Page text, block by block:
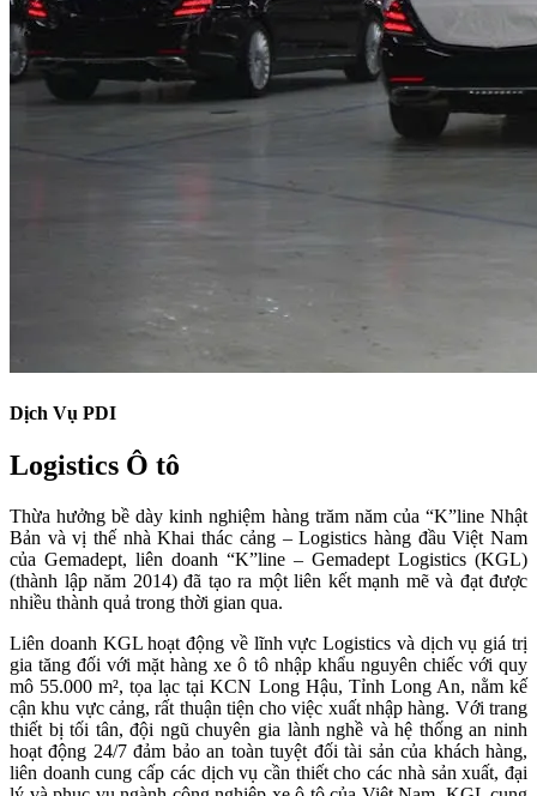
Dịch Vụ PDI
Logistics Ô tô
Thừa hưởng bề dày kinh nghiệm hàng trăm năm của “K”line Nhật
Bản và vị thế nhà Khai thác cảng – Logistics hàng đầu Việt Nam
của Gemadept, liên doanh “K”line – Gemadept Logistics (KGL)
(thành lập năm 2014) đã tạo ra một liên kết mạnh mẽ và đạt được
nhiều thành quả trong thời gian qua.
Liên doanh KGL hoạt động về lĩnh vực Logistics và dịch vụ giá trị
gia tăng đối với mặt hàng xe ô tô nhập khẩu nguyên chiếc với quy
mô 55.000 m², tọa lạc tại KCN Long Hậu, Tỉnh Long An, nằm kế
cận khu vực cảng, rất thuận tiện cho việc xuất nhập hàng. Với trang
thiết bị tối tân, đội ngũ chuyên gia lành nghề và hệ thống an ninh
hoạt động 24/7 đảm bảo an toàn tuyệt đối tài sản của khách hàng,
liên doanh cung cấp các dịch vụ cần thiết cho các nhà sản xuất, đại